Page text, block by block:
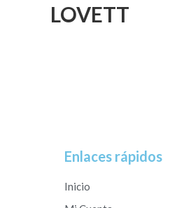
LOVETT
Enlaces rápidos
Inicio